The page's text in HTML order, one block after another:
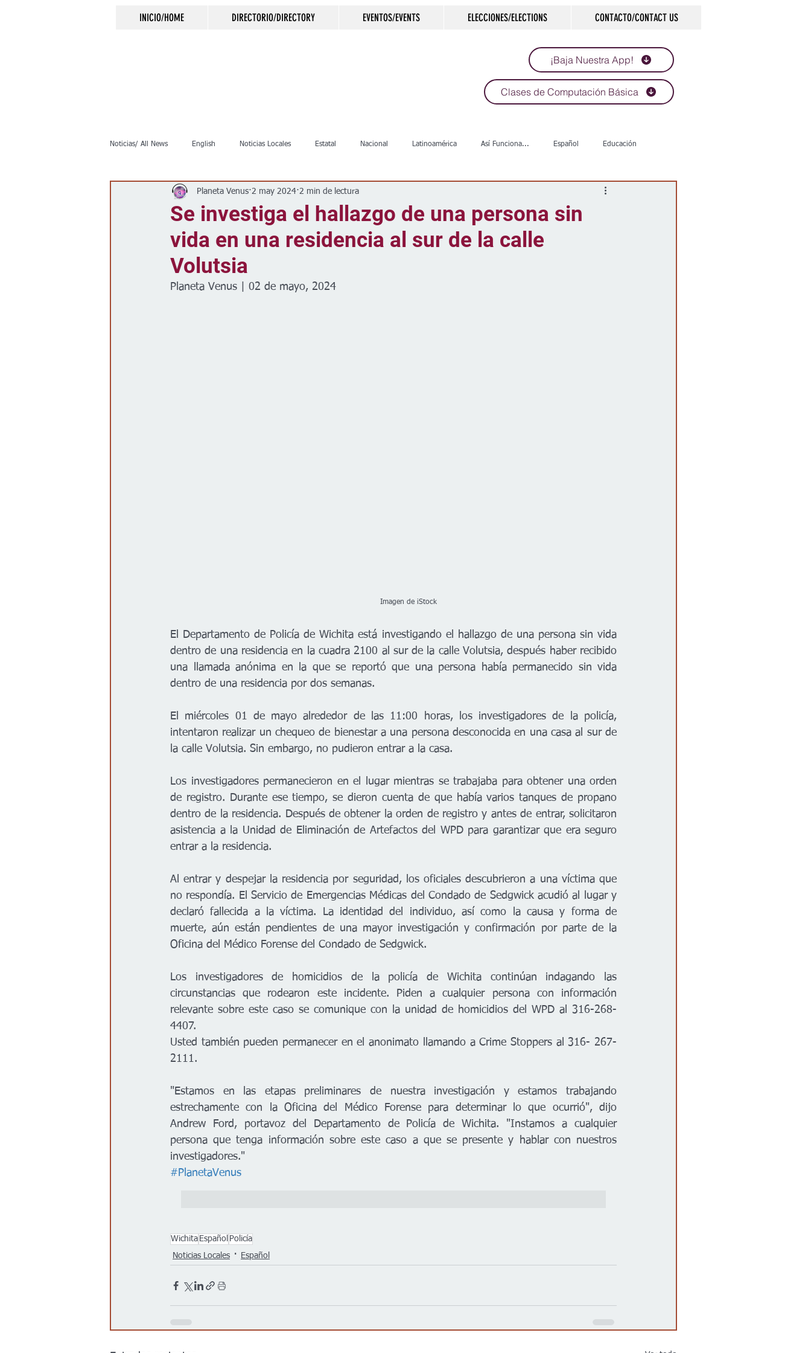
INICIO/HOME DIRECTORIO/DIRECTORY EVENTOS/EVENTS ELECCIONES/ELECTIONS CONTACTO/CONTACT US
¡Baja Nuestra App!
Clases de Computación Básica
Noticias/ All News English Noticias Locales Estatal Nacional Latinoamérica Así Funciona... Español Educación
Inmigración Crimen Negocios Salud Arte & Cultura
Clima Vivienda Escuelas Calles Desamparados Carreteras Comunidad
Espectáculos
Se investiga el hallazgo de una persona sin
vida en una residencia al sur de la calle
Volutsia
Planeta Venus 2 may 2024 2 min de lectura
Planeta Venus | 02 de mayo, 2024
                                                                                       Imagen de iStock
El Departamento de Policía de Wichita está investigando el hallazgo de una persona sin vida
dentro de una residencia en la cuadra 2100 al sur de la calle Volutsia, después haber recibido
una llamada anónima en la que se reportó que una persona había permanecido sin vida
dentro de una residencia por dos semanas.
El miércoles 01 de mayo alrededor de las 11:00 horas, los investigadores de la policía,
intentaron realizar un chequeo de bienestar a una persona desconocida en una casa al sur de
la calle Volutsia. Sin embargo, no pudieron entrar a la casa.
Los investigadores permanecieron en el lugar mientras se trabajaba para obtener una orden
de registro. Durante ese tiempo, se dieron cuenta de que había varios tanques de propano
dentro de la residencia. Después de obtener la orden de registro y antes de entrar, solicitaron
asistencia a la Unidad de Eliminación de Artefactos del WPD para garantizar que era seguro
entrar a la residencia.
Al entrar y despejar la residencia por seguridad, los oficiales descubrieron a una víctima que
no respondía. El Servicio de Emergencias Médicas del Condado de Sedgwick acudió al lugar y
declaró fallecida a la víctima. La identidad del individuo, así como la causa y forma de
muerte, aún están pendientes de una mayor investigación y confirmación por parte de la
Oficina del Médico Forense del Condado de Sedgwick.
Los investigadores de homicidios de la policía de Wichita continúan indagando las
circunstancias que rodearon este incidente. Piden a cualquier persona con información
relevante sobre este caso se comunique con la unidad de homicidios del WPD al 316-268-
4407.
Usted también pueden permanecer en el anonimato llamando a Crime Stoppers al 316- 267-
2111.
"Estamos en las etapas preliminares de nuestra investigación y estamos trabajando
estrechamente con la Oficina del Médico Forense para determinar lo que ocurrió", dijo
Andrew Ford, portavoz del Departamento de Policía de Wichita. "Instamos a cualquier
persona que tenga información sobre este caso a que se presente y hablar con nuestros
investigadores."
#PlanetaVenus
Wichita Español Policía
Noticias Locales
Español